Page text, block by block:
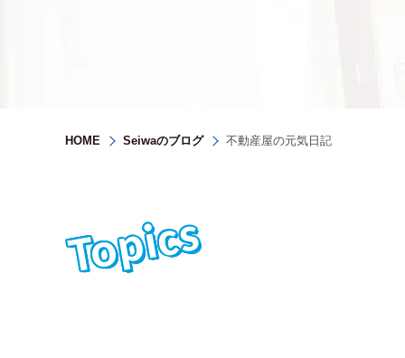
HOME Seiwaのブログ 不動産屋の元気日記
Topics